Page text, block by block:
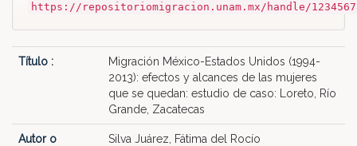
https://repositoriomigracion.unam.mx/handle/
Título :
Migración México-Estados Unidos (1994-
2013): efectos y alcances de las mujeres
que se quedan: estudio de caso: Loreto, Río
Grande, Zacatecas
Autor o
Silva Juárez, Fátima del Rocío